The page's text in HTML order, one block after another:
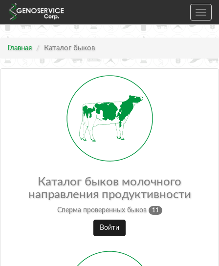
Главная Каталог быков
Каталог быков молочного
направления продуктивности
Сперма проверенных быков 11
Войти